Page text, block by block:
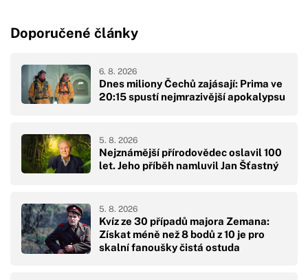
Doporučené články
Dnes miliony Čechů zajásají: Prima ve
20:15 spustí nejmrazivější apokalypsu
6. 8. 2026
Nejznámější přírodovědec oslavil 100
let. Jeho příběh namluvil Jan Šťastný
5. 8. 2026
Kvíz ze 30 případů majora Zemana:
Získat méně než 8 bodů z 10 je pro
skalní fanoušky čistá ostuda
5. 8. 2026